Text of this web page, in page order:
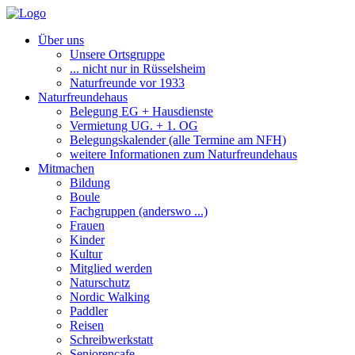
Über uns
Unsere Ortsgruppe
... nicht nur in Rüsselsheim
Naturfreunde vor 1933
Naturfreundehaus
Belegung EG + Hausdienste
Vermietung UG. + 1. OG
Belegungskalender (alle Termine am NFH)
weitere Informationen zum Naturfreundehaus
Mitmachen
Bildung
Boule
Fachgruppen (anderswo ...)
Frauen
Kinder
Kultur
Mitglied werden
Naturschutz
Nordic Walking
Paddler
Reisen
Schreibwerkstatt